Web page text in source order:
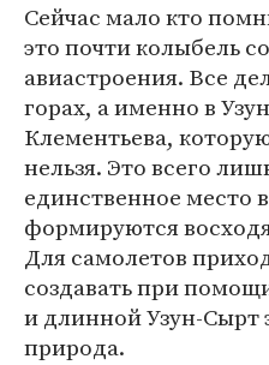
Сейчас мало кто
это почти колыбель
авиастроения. Все
горах, а именно в
Клементьева,
нельзя. Это всего
единственное место
формируются
Для самолетов
создавать при
и длинной Узун-Сырт
природа.